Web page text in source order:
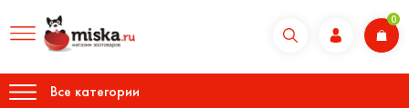
0
Все категории